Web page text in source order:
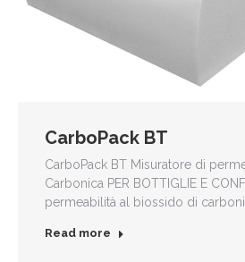
CarboPack BT
CarboPack BT Misuratore di
Carbonica PER BOTTIGLIE E
permeabilità al biossido di
Read more